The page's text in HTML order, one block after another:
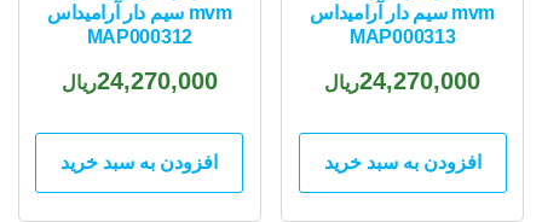
mvm سیم دار آرامیداس
MAP000313
24,270,000ریال
افزودن به سبد خرید
mvm سیم دار آرامیداس
MAP000312
24,270,000ریال
افزودن به سبد خرید